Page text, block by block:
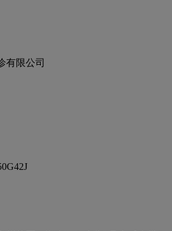
有限公司